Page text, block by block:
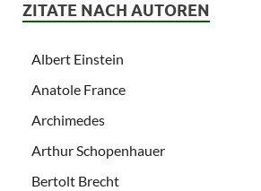
ZITATE NACH AUTOREN
Albert Einstein
Anatole France
Archimedes
Arthur Schopenhauer
Bertolt Brecht